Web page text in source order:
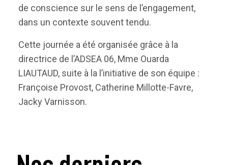
de conscience sur le sens de l’engagement,
dans un contexte souvent tendu.
Cette journée a été organisée grâce à la
directrice de l’ADSEA 06, Mme Ouarda
LIAUTAUD, suite à la l’initiative de son équipe :
Françoise Provost, Catherine Millotte-Favre,
Jacky Varnisson.